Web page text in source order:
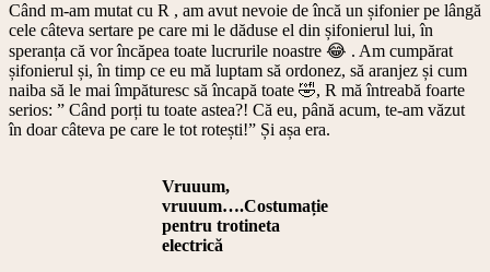
beginner
guide
Când m-am mutat cu R , am avut nevoie de încă un șifonier pe lângă
cele câteva sertare pe care mi le dăduse el din șifonierul lui, în
speranța că vor încăpea toate lucrurile noastre 😂 . Am cumpărat
șifonierul și, în timp ce eu mă luptam să ordonez, să aranjez și cum
naiba să le mai împăturesc să încapă toate 🤣, R mă întreabă foarte
serios: ” Când porți tu toate astea?! Că eu, până acum, te-am văzut
în doar câteva pe care le tot rotești!” Și așa era.
Vruuum,
vruuum….Costumație
pentru trotineta
electrică